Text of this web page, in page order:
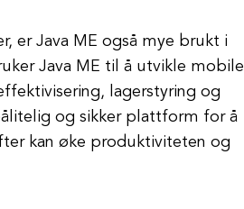
er Java ME også mye brukt i
Java ME til å utvikle mobile
lagerstyring og
og sikker plattform for å
kan øke produktiviteten og